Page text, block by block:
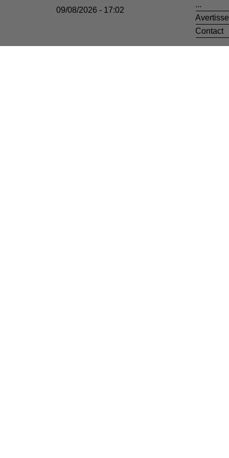
09/08/2026 - 17:02
...
Contact